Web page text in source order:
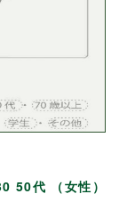
50代 （女性）